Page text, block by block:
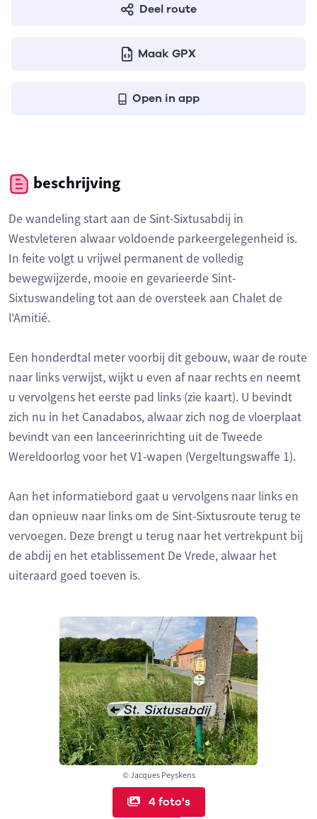
Deel route
Maak GPX
Open in app
© Jacques Peyskens
4 foto's
beschrijving
De wandeling start aan de Sint-Sixtusabdij in
Westvleteren alwaar voldoende parkeergelegenheid is.
In feite volgt u vrijwel permanent de volledig
bewegwijzerde, mooie en gevarieerde Sint-
Sixtuswandeling tot aan de oversteek aan Chalet de
l'Amitié.
Een honderdtal meter voorbij dit gebouw, waar de route
naar links verwijst, wijkt u even af naar rechts en neemt
u vervolgens het eerste pad links (zie kaart). U bevindt
zich nu in het Canadabos, alwaar zich nog de vloerplaat
bevindt van een lanceerinrichting uit de Tweede
Wereldoorlog voor het V1-wapen (Vergeltungswaffe 1).
Aan het informatiebord gaat u vervolgens naar links en
dan opnieuw naar links om de Sint-Sixtusroute terug te
vervoegen. Deze brengt u terug naar het vertrekpunt bij
de abdij en het etablissement De Vrede, alwaar het
uiteraard goed toeven is.